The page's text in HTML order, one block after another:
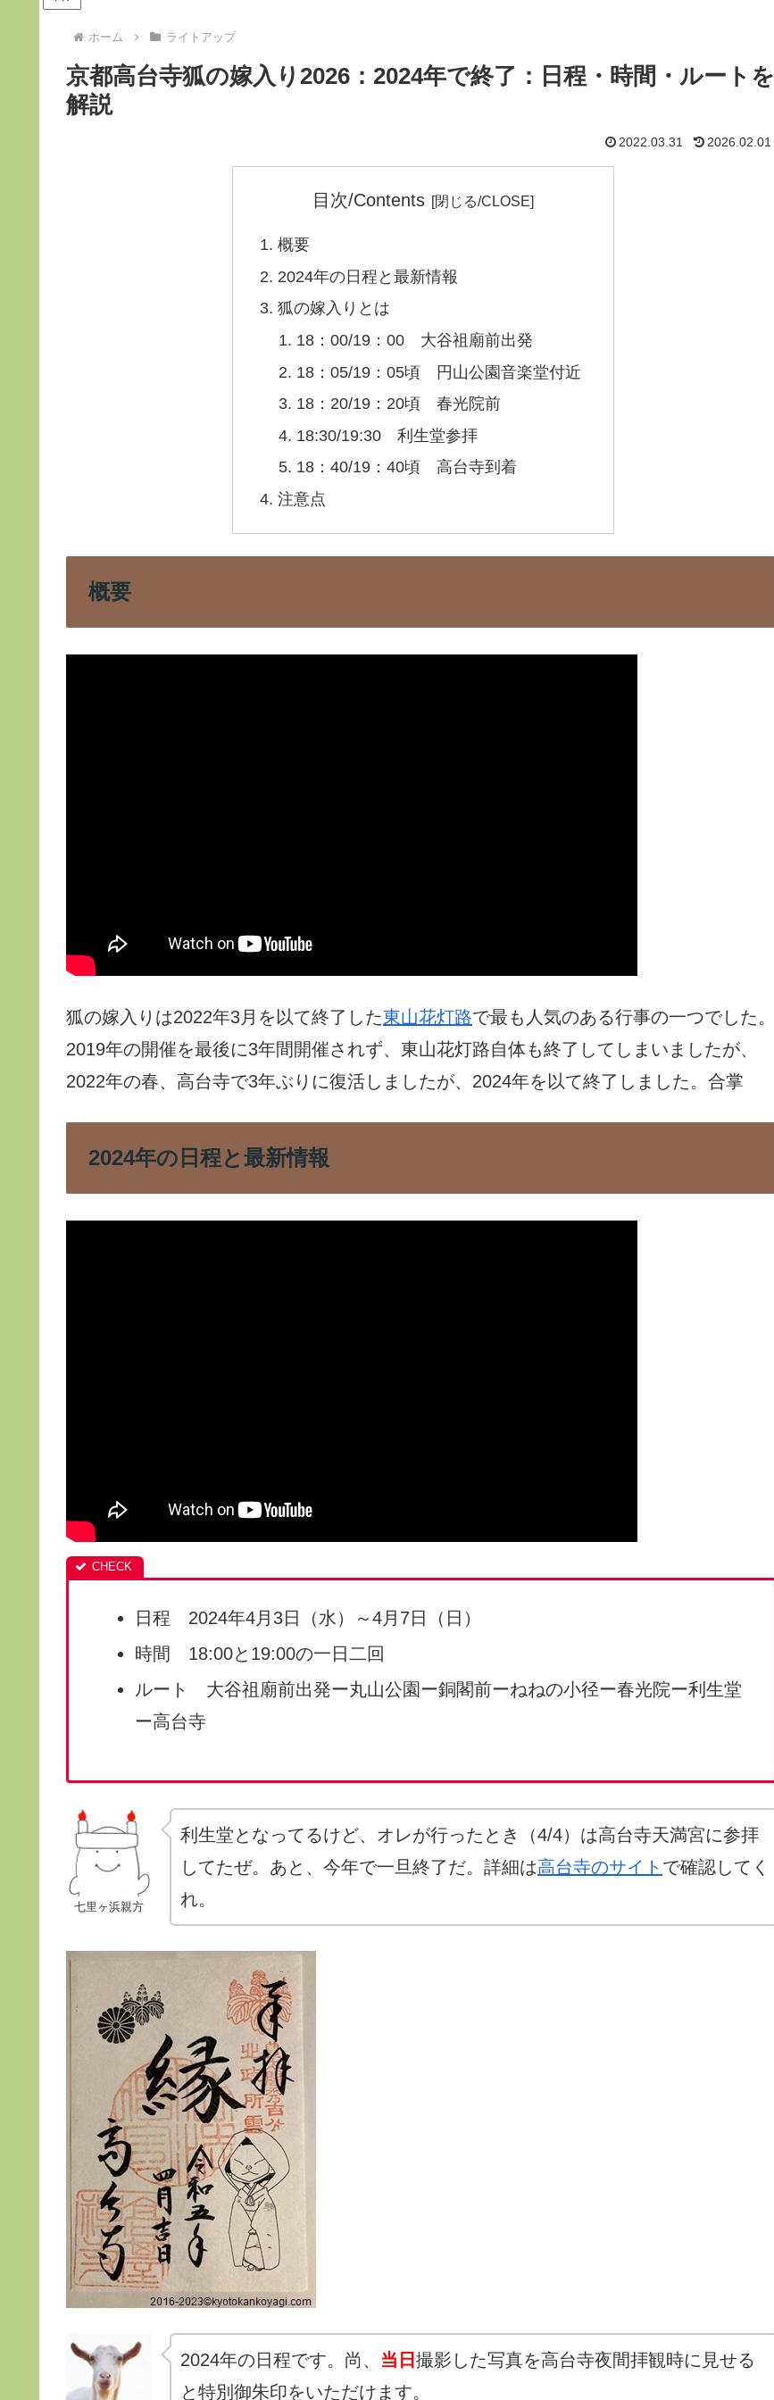
ホーム ライトアップ
京都高台寺狐の嫁入り2026：2024年で終了：日程・時間・ルートを
解説
2022.03.31 2026.02.01
目次/Contents
概要
2024年の日程と最新情報
狐の嫁入りとは
18：00/19：00 大谷祖廟前出発
18：05/19：05頃 円山公園音楽堂付近
18：20/19：20頃 春光院前
18:30/19:30 利生堂参拝
18：40/19：40頃 高台寺到着
注意点
概要
狐の嫁入りは2022年3月を以て終了した東山花灯路で最も人気のある行事の一つでした。
2019年の開催を最後に3年間開催されず、東山花灯路自体も終了してしまいましたが、
2022年の春、高台寺で3年ぶりに復活しましたが、2024年を以て終了しました。合掌
2024年の日程と最新情報
日程 2024年4月3日（水）～4月7日（日）
時間 18:00と19:00の一日二回
ルート 大谷祖廟前出発ー丸山公園ー銅閣前ーねねの小径ー春光院ー利生堂
ー高台寺
七里ヶ浜親方
利生堂となってるけど、オレが行ったとき（4/4）は高台寺天満宮に参拝
してたぜ。あと、今年で一旦終了だ。詳細は高台寺のサイト で確認してく
れ。
2024年の日程です。尚、 当日 撮影した写真を高台寺夜間拝観時に見せる
と特別御朱印をいただけます。